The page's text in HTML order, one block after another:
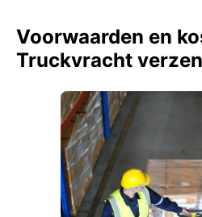
Voorwaarden en
Truckvracht